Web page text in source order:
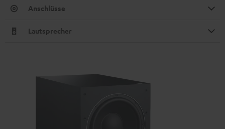
Anschlüsse
Lautsprecher